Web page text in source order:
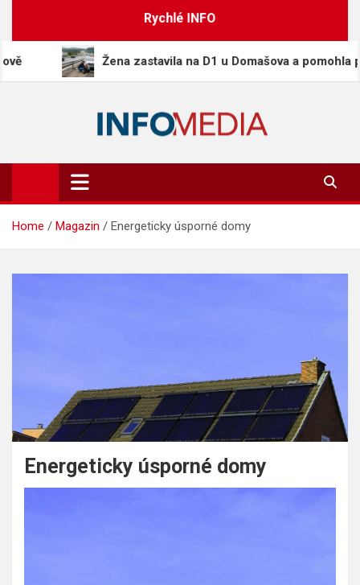
Rychlé INFO
Žena zastavila na D1 u Domašova a pomohla při
Info-Media.cz
Zprávy, media a souvislosti dneška
Home Magazin Energeticky úsporné domy
Energeticky úsporné domy